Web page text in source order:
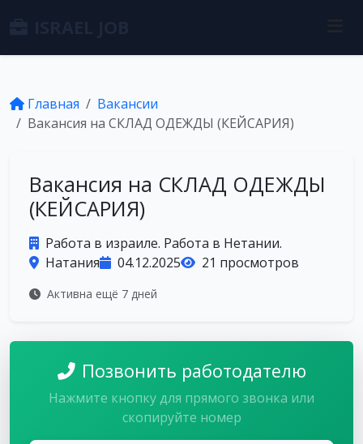
Главная
Вакансии
Вакансия на СКЛАД ОДЕЖДЫ (КЕЙСАРИЯ)
Вакансия на СКЛАД ОДЕЖДЫ
(КЕЙСАРИЯ)
Работа в израиле. Работа в Нетании.
Натания
04.12.2025 21 просмотров
Активна ещё 7 дней
Позвонить работодателю
Нажмите кнопку для прямого звонка или
скопируйте номер